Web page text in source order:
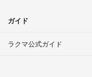
ガイド
ラクマ公式ガイド